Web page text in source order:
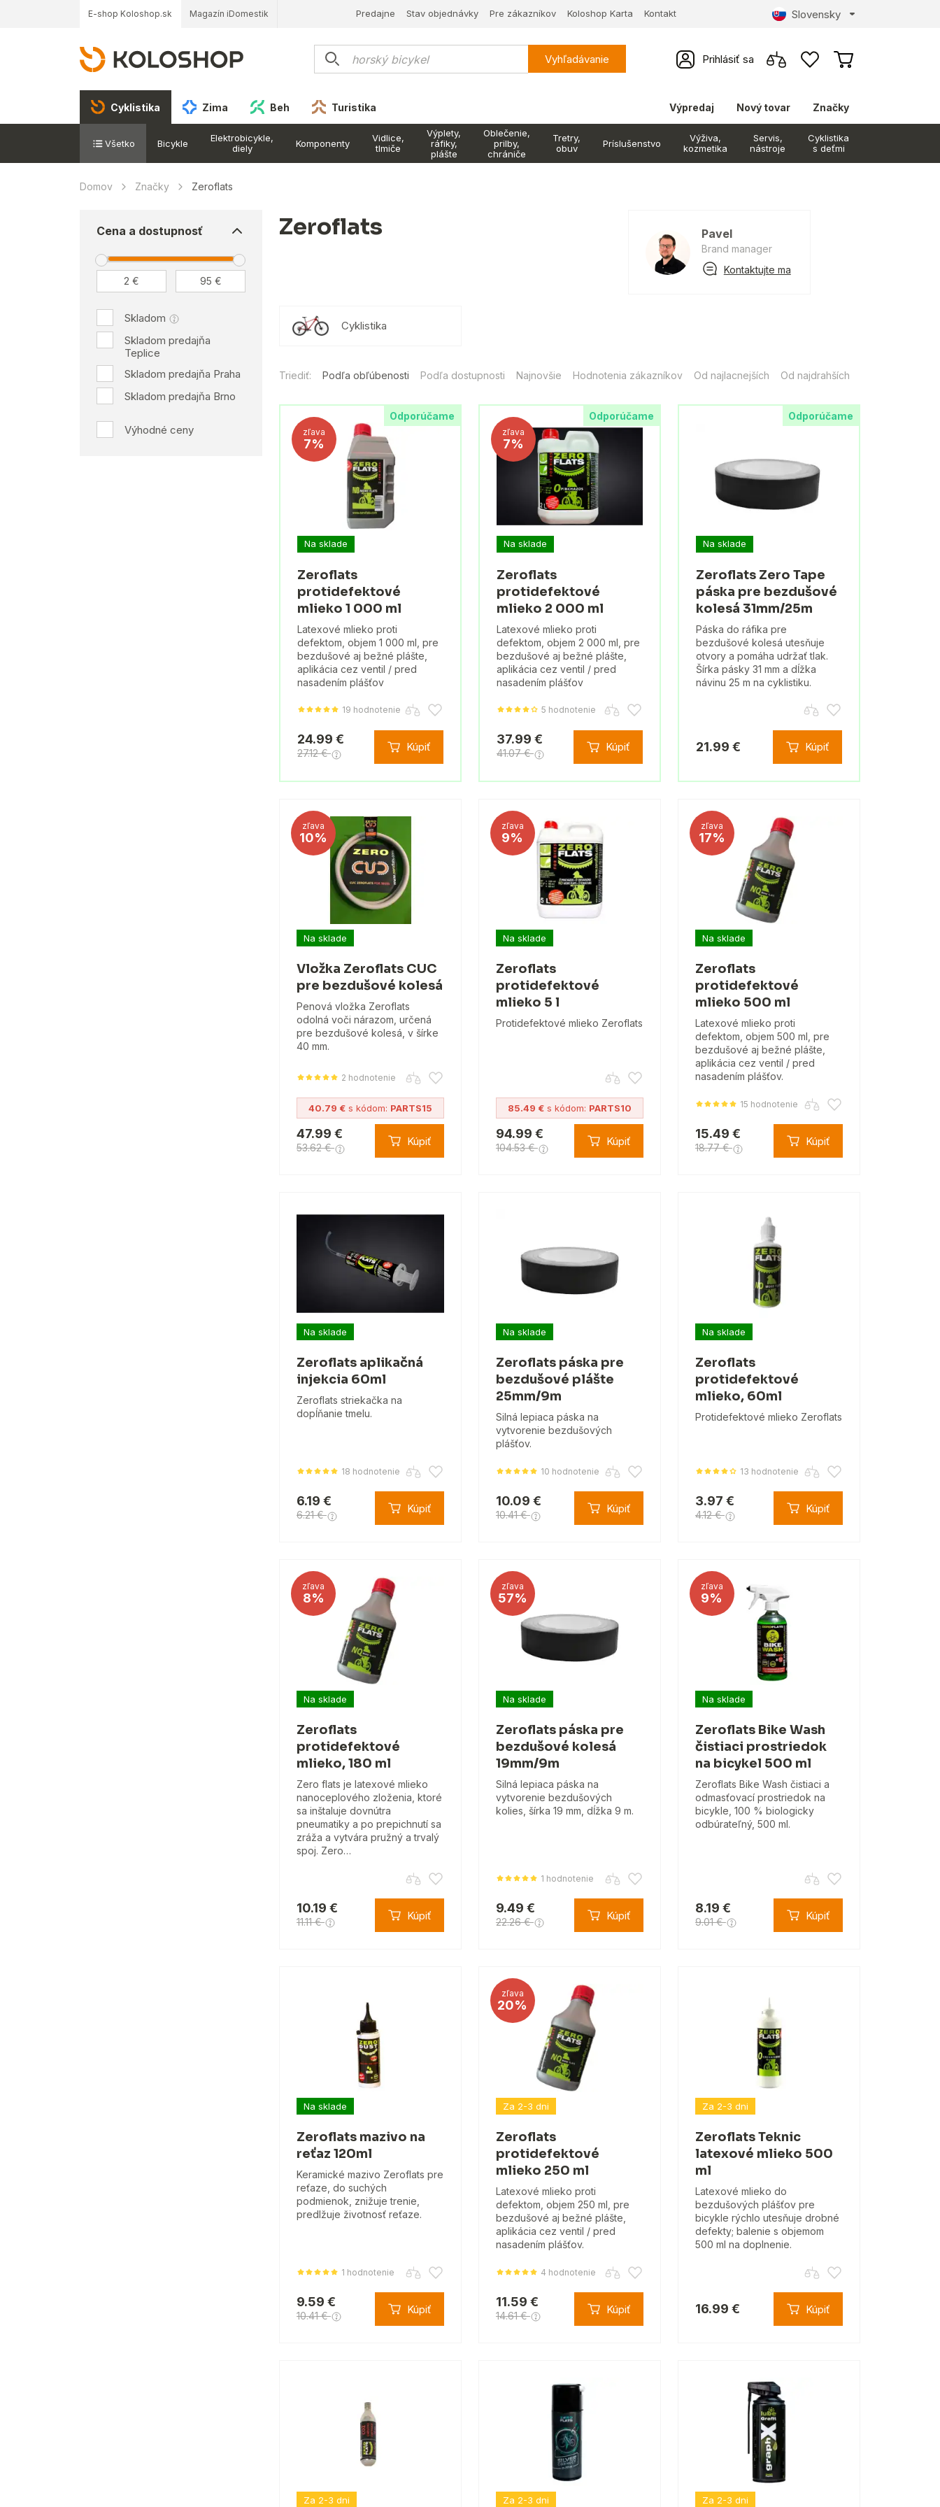
E-shop Koloshop.sk Magazín iDomestik Predajne Stav objednávky Pre zákazníkov Koloshop Karta Kontakt Slovensky
Vyhľadávanie Prihlásiť sa
Cyklistika Zima Beh Turistika Výpredaj Nový tovar Značky
Všetko Bicykle
Elektrobicykle,
diely
Komponenty
Vidlice,
tlmiče
Výplety,
ráfiky,
plášte
Oblečenie,
prilby,
chrániče
Tretry,
obuv
Príslušenstvo
Výživa,
kozmetika
Servis,
nástroje
Cyklistika
s deťmi
Domov Značky Zeroflats
Cena a dostupnosť
Skladom
Skladom predajňa
Teplice
Skladom predajňa Praha
Skladom predajňa Brno
Výhodné ceny
Zeroflats Pavel
Brand manager
Kontaktujte ma
Cyklistika
Triediť: Podľa obľúbenosti Podľa dostupnosti Najnovšie Hodnotenia zákazníkov Od najlacnejších Od najdrahších
Odporúčame
zľava
7%
Na sklade
Zeroflats
protidefektové
mlieko 1 000 ml
Latexové mlieko proti
defektom, objem 1 000 ml, pre
bezdušové aj bežné plášte,
aplikácia cez ventil / pred
nasadením plášťov
19 hodnotenie
24.99 €
27.12 € Kúpiť
Odporúčame
zľava
7%
Na sklade
Zeroflats
protidefektové
mlieko 2 000 ml
Latexové mlieko proti
defektom, objem 2 000 ml, pre
bezdušové aj bežné plášte,
aplikácia cez ventil / pred
nasadením plášťov
5 hodnotenie
37.99 €
41.07 € Kúpiť
Odporúčame
Na sklade
Zeroflats Zero Tape
páska pre bezdušové
kolesá 31mm/25m
Páska do ráfika pre
bezdušové kolesá utesňuje
otvory a pomáha udržať tlak.
Šírka pásky 31 mm a dĺžka
návinu 25 m na cyklistiku.
21.99 € Kúpiť
zľava
10%
Na sklade
Vložka Zeroflats CUC
pre bezdušové kolesá
Penová vložka Zeroflats
odolná voči nárazom, určená
pre bezdušové kolesá, v šírke
40 mm.
2 hodnotenie
40.79 €s kódom: PARTS15
47.99 €
53.62 € Kúpiť
zľava
9%
Na sklade
Zeroflats
protidefektové
mlieko 5 l
Protidefektové mlieko Zeroflats
85.49 €s kódom: PARTS10
94.99 €
104.53 € Kúpiť
zľava
17%
Na sklade
Zeroflats
protidefektové
mlieko 500 ml
Latexové mlieko proti
defektom, objem 500 ml, pre
bezdušové aj bežné plášte,
aplikácia cez ventil / pred
nasadením plášťov.
15 hodnotenie
15.49 €
18.77 € Kúpiť
Na sklade
Zeroflats aplikačná
injekcia 60ml
Zeroflats striekačka na
dopĺňanie tmelu.
18 hodnotenie
6.19 €
6.21 € Kúpiť
Na sklade
Zeroflats páska pre
bezdušové plášte
25mm/9m
Silná lepiaca páska na
vytvorenie bezdušových
plášťov.
10 hodnotenie
10.09 €
10.41 € Kúpiť
Na sklade
Zeroflats
protidefektové
mlieko, 60ml
Protidefektové mlieko Zeroflats
13 hodnotenie
3.97 €
4.12 € Kúpiť
zľava
8%
Na sklade
Zeroflats
protidefektové
mlieko, 180 ml
Zero flats je latexové mlieko
nanoceplového zloženia, ktoré
sa inštaluje dovnútra
pneumatiky a po prepichnutí sa
zráža a vytvára pružný a trvalý
spoj. Zero…
10.19 €
11.11 € Kúpiť
zľava
57%
Na sklade
Zeroflats páska pre
bezdušové kolesá
19mm/9m
Silná lepiaca páska na
vytvorenie bezdušových
kolies, šírka 19 mm, dĺžka 9 m.
1 hodnotenie
9.49 €
22.26 € Kúpiť
zľava
9%
Na sklade
Zeroflats Bike Wash
čistiaci prostriedok
na bicykel 500 ml
Zeroflats Bike Wash čistiaci a
odmasťovací prostriedok na
bicykle, 100 % biologicky
odbúrateľný, 500 ml.
8.19 €
9.01 € Kúpiť
Na sklade
Zeroflats mazivo na
reťaz 120ml
Keramické mazivo Zeroflats pre
reťaze, do suchých
podmienok, znižuje trenie,
predlžuje životnosť reťaze.
1 hodnotenie
9.59 €
10.41 € Kúpiť
zľava
20%
Za 2-3 dni
Zeroflats
protidefektové
mlieko 250 ml
Latexové mlieko proti
defektom, objem 250 ml, pre
bezdušové aj bežné plášte,
aplikácia cez ventil / pred
nasadením plášťov.
4 hodnotenie
11.59 €
14.61 € Kúpiť
Za 2-3 dni
Zeroflats Teknic
latexové mlieko 500
ml
Latexové mlieko do
bezdušových plášťov pre
bicykle rýchlo utesňuje drobné
defekty; balenie s objemom
500 ml na doplnenie.
16.99 € Kúpiť
Za 2-3 dni Za 2-3 dni Za 2-3 dni